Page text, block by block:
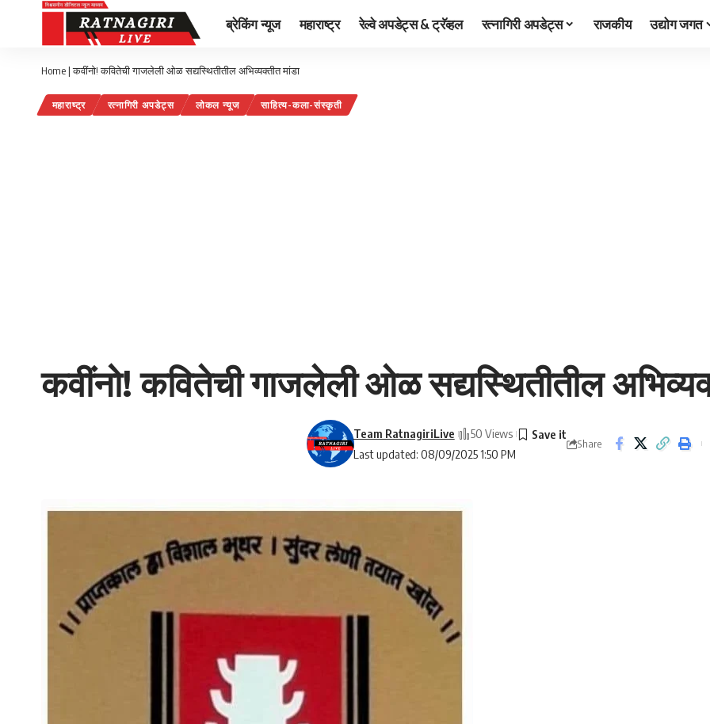
ब्रेकिंग न्यूज महाराष्ट्र रेल्वे अपडेट्स & ट्रॅव्हल रत्नागिरी अपडेट्स राजकीय उद्योग जगत
Home |कवींनो! कवितेची गाजलेली ओळ सद्यस्थितीतील अभिव्यक्तीत मांडा
महाराष्ट्र रत्नागिरी अपडेट्स लोकल न्यूज साहित्य-कला-संस्कृती
कवींनो! कवितेची गाजलेली ओळ सद्यस्थितीतील
Last updated: 08/09/2025 1:50 PM
Team RatnagiriLive 50 Views
Share